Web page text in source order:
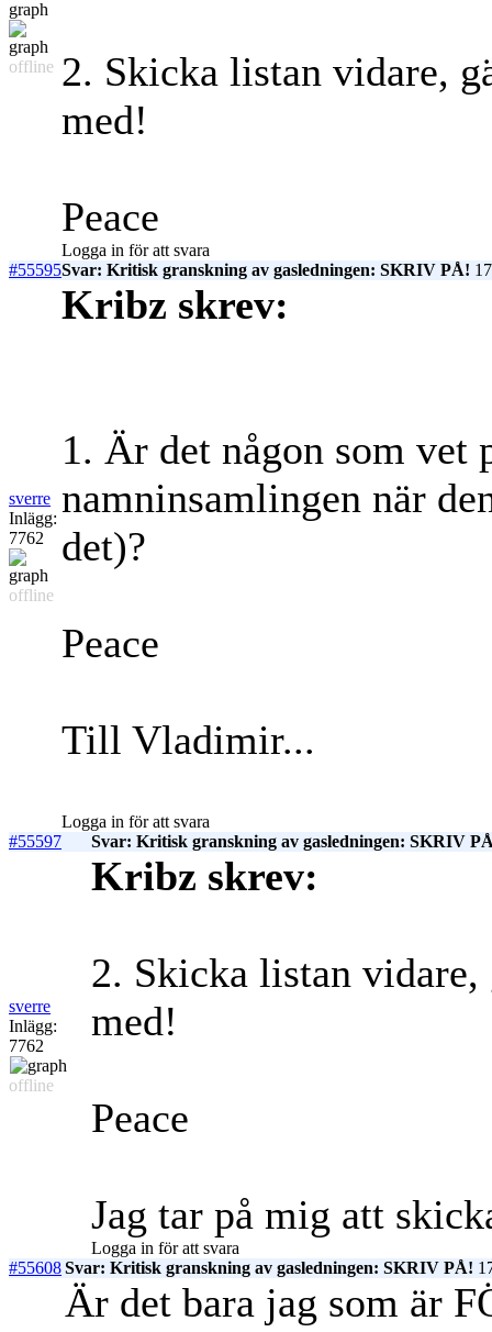
offline 2. Skicka listan vidare,
med!
Peace
Logga in för att svara
#55595Svar: Kritisk granskning av gasledningen: SKRIV PÅ!
sverre
Inlägg:
7762
offline
Kribz skrev:
1. Är det någon som vet
namninsamlingen när
det)?
Peace
Till Vladimir...
Logga in för att svara
#55597
Svar: Kritisk granskning av gasledningen: SKRIV
sverre
Inlägg:
7762
offline
Kribz skrev:
2. Skicka listan
med!
Peace
Jag tar på mig att
Logga in för att svara
#55608Svar: Kritisk granskning av gasledningen: SKRIV PÅ!
Är det bara jag som är